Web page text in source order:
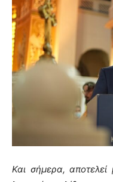
Και σήμερα, αποτελεί